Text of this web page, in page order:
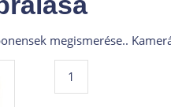
megismerése..